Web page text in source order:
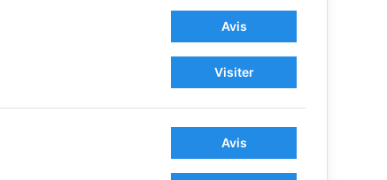
Avis
Visiter
Avis